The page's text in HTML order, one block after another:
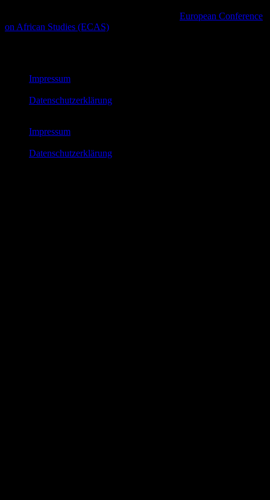
European Conference
on African Studies (ECAS)
Impressum
Datenschutzerklärung
Impressum
Datenschutzerklärung